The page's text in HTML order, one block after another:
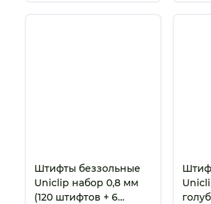
Штифты беззольные
Uniclip набор 0,8 мм
(120 штифтов + 6